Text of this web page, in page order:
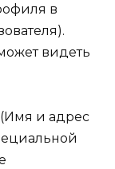
в
видеть
и адрес